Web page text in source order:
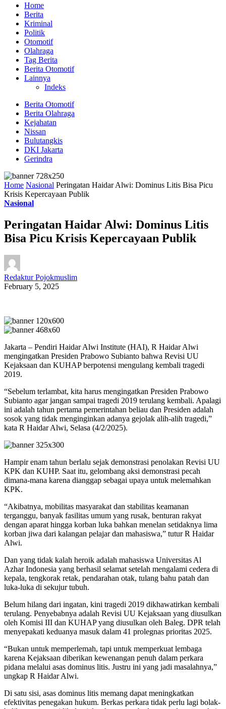
Home
Berita
Kriminal
Politik
Otomotif
Olahraga
Tag Berita
Berita Otomotif
Lainnya
Indeks
Berita Otomotif
Berita Olahraga
Kejahatan
Nissan
Bulutangkis
DKI Jakarta
Gerindra
Home Nasional Peringatan Haidar Alwi: Dominus Litis Bisa Picu
Krisis Kepercayaan Publik
Nasional
Peringatan Haidar Alwi: Dominus Litis
Bisa Picu Krisis Kepercayaan Publik
Redaktur Pojokmuslim
February 5, 2025
Jakarta – Pendiri Haidar Alwi Institute (HAI), R Haidar Alwi
mengingatkan Presiden Prabowo Subianto bahwa Revisi UU
Kejaksaan dan KUHAP berpotensi mengulang kembali tragedi
2019.
“Sebelum terlambat, kita harus mengingatkan Presiden Prabowo
Subianto agar jangan sampai tragedi 2019 terulang kembali. Apalagi
ini adalah tahun pertama pemerintahan beliau dan Presiden adalah
sosok yang tidak menginginkan adanya gejolak alih-alih tragedi,”
kata R Haidar Alwi, Selasa (4/2/2025).
Hampir enam tahun berlalu sejak demonstrasi penolakan Revisi UU
KPK dan KUHP. Saat itu, gelombang aksi demonstrasi pecah
dimana-mana karena dianggap sebagai upaya untuk melemahkan
KPK.
“Akibatnya, mobilitas masyarakat dan stabilitas keamanan
terganggu, banyak fasilitas umum yang rusak, benturan rakyat
dengan aparat hingga korban luka bahkan menelan setidaknya lima
korban jiwa dari kalangan pelajar dan mahasiswa,” tutur R Haidar
Alwi.
Dan yang tidak kalah heroik adalah mahasiswa Universitas Al
Azhar Indonesia yang berhasil selamat setelah mengalami cedera di
kepala, tengkorak retak, pendarahan otak, tulang bahu patah dan
luka-luka di sekujur tubuh.
Belum hilang dari ingatan, kini tragedi 2019 dikhawatirkan kembali
terulang. Penyebabnya adalah Revisi UU Kejaksaan yang diusulkan
oleh Komisi III dan KUHAP yang diusulkan oleh Baleg. DPR telah
menyepakati keduanya masuk dalam 41 prolegnas prioritas 2025.
“Bukan untuk memperlemah, tapi untuk memperkuat lembaga
karena Kejaksaan diberikan kewenangan penuh dalam perkara
pidana melalui asas dominus litis. Justru ini yang jadi masalahnya,”
ungkap R Haidar Alwi.
Di satu sisi, asas dominus litis memang dapat meningkatkan
efektivitas penegakan hukum. Berkas perkara tidak perlu lagi bolak-